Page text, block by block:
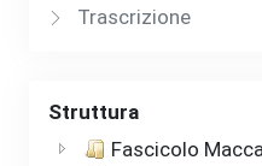
Trascrizione
Struttura
Fascicolo